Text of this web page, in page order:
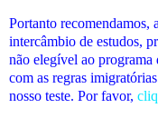
Portanto recomendamos,
intercâmbio de estudos,
não elegível ao
com as regras
nosso teste. Por favor,